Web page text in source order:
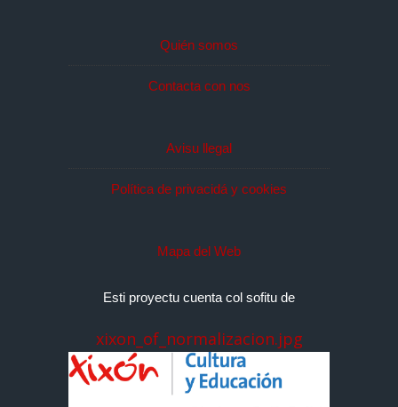
Quién somos
Contacta con nos
Avisu llegal
Política de privacidá y cookies
Mapa del Web
Esti proyectu cuenta col sofitu de
xixon_of_normalizacion.jpg